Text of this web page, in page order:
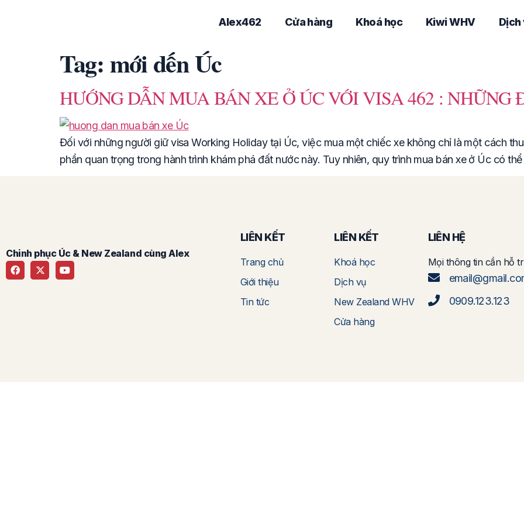
Alex462 Cửa hàng Khoá học Kiwi WHV Dịch
Tag:mới dến Úc
HƯỚNG DẪN MUA BÁN XE Ở ÚC VỚI VISA 462 :
Đối với những người giữ visa Working Holiday tại Úc, việc mua một chiếc xe không chỉ là một cách
phần quan trọng trong hành trình khám phá đất nước này. Tuy nhiên, quy trình mua bán xe ở Úc có
Chinh phục Úc & New Zealand cùng Alex
LIÊN KẾT
Trang chủ
Giới thiệu
Tin tức
LIÊN KẾT
Khoá học
Dịch vụ
New Zealand WHV
Cửa hàng
LIÊN HỆ
Mọi thông tin cần hỗ
0909.123.123